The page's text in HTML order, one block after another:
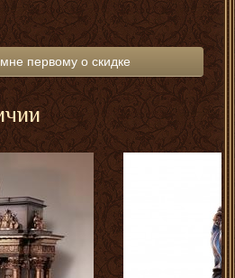
первому о скидке